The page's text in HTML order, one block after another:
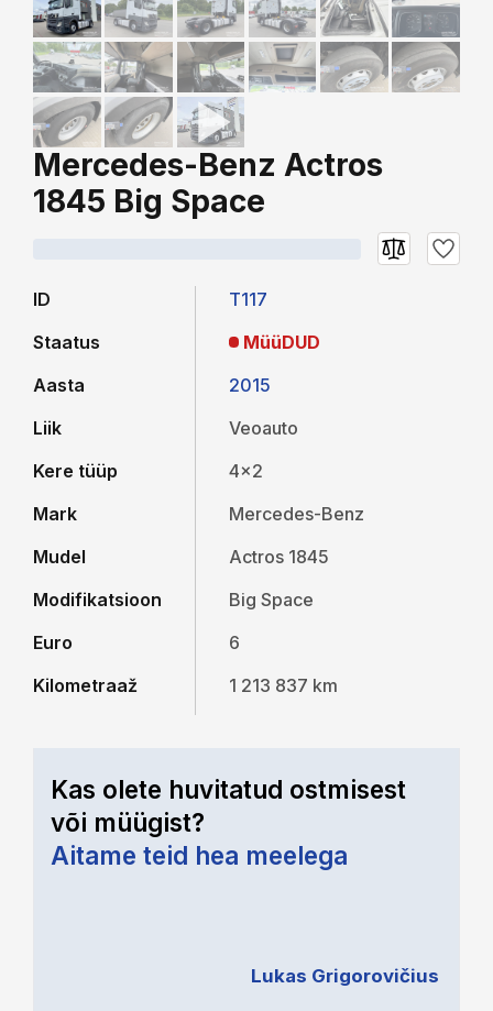
Mercedes-Benz Actros
1845 Big Space
ID
Staatus
Aasta
Liik
Kere tüüp
Mark
Mudel
Modifikatsioon
Euro
Kilometraaž
T117
MüüDUD
2015
Veoauto
4x2
Mercedes-Benz
Actros 1845
Big Space
6
1 213 837 km
Kas olete huvitatud ostmisest
või müügist?
Aitame teid hea meelega
Lukas Grigorovičius